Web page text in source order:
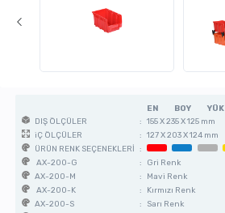
EN BOY
YÜK
DIŞ ÖLÇÜLER
: 155 X 235 X 125 mm
iÇ ÖLÇÜLER
: 127 X 203 X 124 mm
ÜRÜN RENK SEÇENEKLERİ :
AX-200-G
:
Gri Renk
AX-200-M
:
Mavi Renk
AX-200-K
:
Kırmızı Renk
AX-200-S
:
Sarı Renk